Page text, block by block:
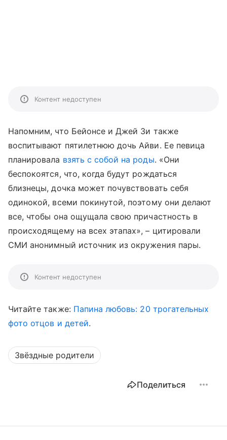
Контент недоступен
Напомним, что Бейонсе и Джей Зи также
воспитывают пятилетнюю дочь Айви. Ее певица
планировала взять с собой на роды. «Они
беспокоятся, что, когда будут рождаться
близнецы, дочка может почувствовать себя
одинокой, всеми покинутой, поэтому они делают
все, чтобы она ощущала свою причастность в
происходящему на всех этапах», – цитировали
СМИ анонимный источник из окружения пары.
Контент недоступен
Читайте также: Папина любовь: 20 трогательных
фото отцов и детей.
Звёздные родители
Поделиться